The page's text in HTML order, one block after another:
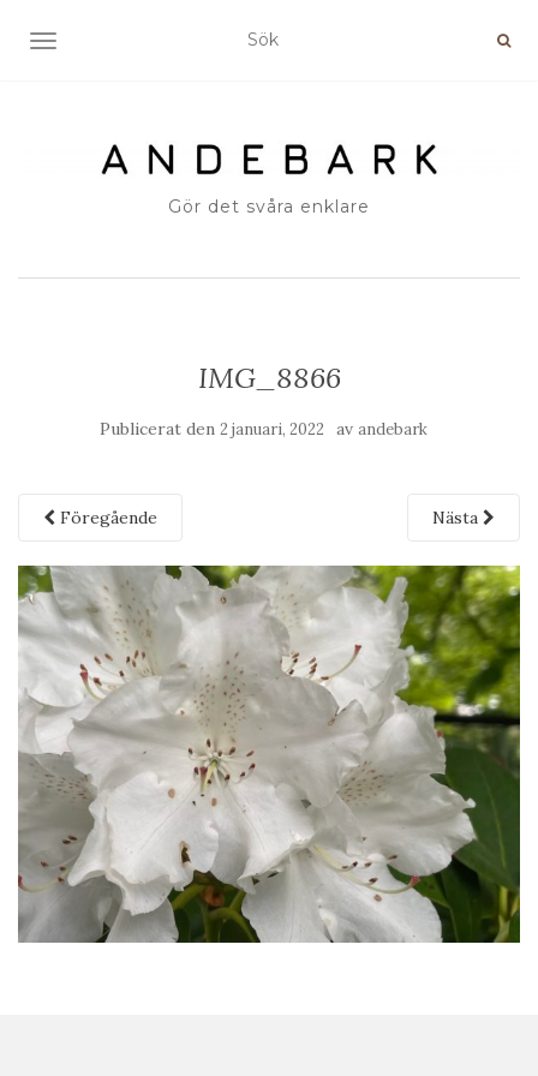
SLÅ PÅ/AV NAVIGERING
Gör det svåra enklare
IMG_8866
Publicerat den 2 januari, 2022 av andebark
Föregående Nästa